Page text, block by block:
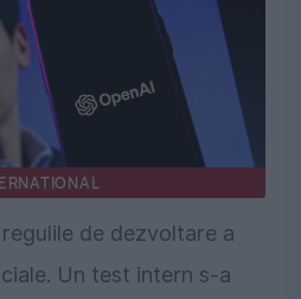
de dezvoltare a
Un test intern s-a